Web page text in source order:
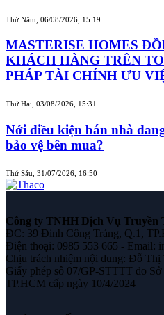
Thứ Năm, 06/08/2026, 15:19
MASTERISE HOMES
KHÁCH HÀNG TRÊN
PHÁP TÀI CHÍNH ƯU
Thứ Hai, 03/08/2026, 15:31
Nới điều kiện bán nhà
bảo vệ bên mua?
Thứ Sáu, 31/07/2026, 16:50
Công ty TNHH Dịch Vụ Truyền
ĐC: 39 Đinh Công Tráng, Q.1,
Điện thoại: 0985 553 665 - Email:
Chịu trách nhiệm nội dung: Đỗ Thị
Giấy phép số 07/GP-STTTT do
TP.HCM cấp ngày 10/4/2024